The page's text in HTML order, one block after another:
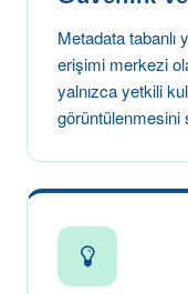
Metadata tabanlı
erişimi merkezi
yalnızca yetkili
görüntülenmesini